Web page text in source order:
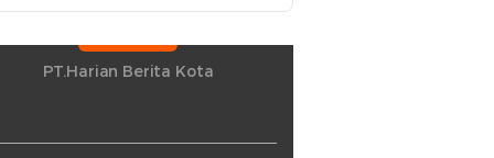
PT.Harian Berita Kota